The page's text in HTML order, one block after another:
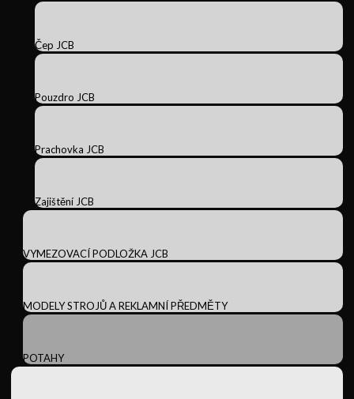
Čep JCB
Pouzdro JCB
Prachovka JCB
Zajištění JCB
VYMEZOVACÍ PODLOŽKA JCB
MODELY STROJŮ A REKLAMNÍ PŘEDMĚTY
POTAHY